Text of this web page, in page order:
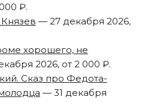
₽.
— 27 декабря 2026,
хорошего, не
2026, от 2 000 ₽.
Сказ про Федота-
— 31 декабря